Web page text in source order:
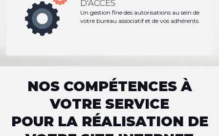
D'ACCÈS
Un gestion fine des autorisations au sein de
votre bureau associatif et de vos adhérents.
NOS COMPÉTENCES À
VOTRE SERVICE
POUR LA RÉALISATION DE